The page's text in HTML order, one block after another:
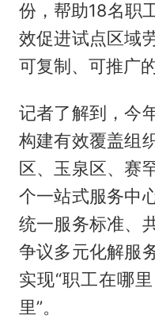
份，帮助18名职
效促进试点区域
可复制、可推广
记者了解到，今
构建有效覆盖组
区、玉泉区、赛
个一站式服务中
统一服务标准、
争议多元化解服
实现“职工在哪
里”。